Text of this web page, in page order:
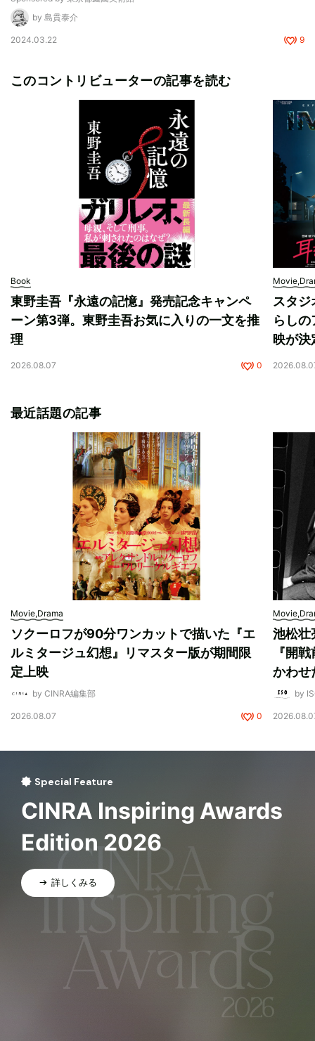
by 島貫泰介
2024.03.22 9
このコントリビューターの記事を読む
Book
東野圭吾『永遠の記憶』発売記念キャンペ
ーン第3弾。東野圭吾お気に入りの一文を推
理
2026.08.07 0
スタ
らし
映が決
最近話題の記事
Movie,Drama
ソクーロフが90分ワンカットで描いた『エ
ルミタージュ幻想』リマスター版が期間限
定上映
by CINRA編集部
2026.08.07 0
池松壮
『開
かわせ
by
Special Feature
CINRA Inspiring Awards
Edition 2026
詳しくみる